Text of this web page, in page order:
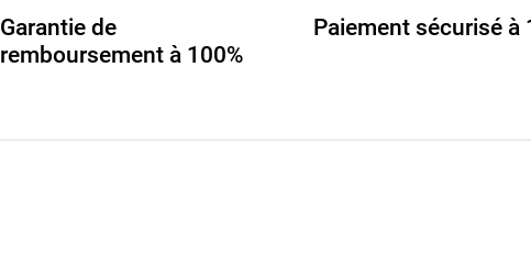
Garantie de
remboursement à 100%
Paiement sécurisé à